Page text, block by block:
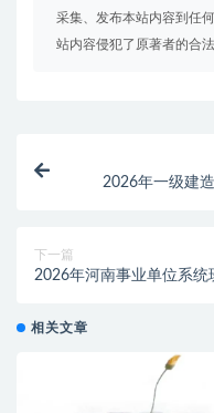
采集、发布本站内容到任
站内容侵犯了原著者的合
2026年一级建
下一篇
2026年河南事业单位系统
相关文章